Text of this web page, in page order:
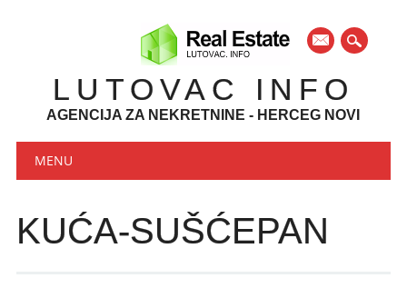
mail
LUTOVAC INFO
AGENCIJA ZA NEKRETNINE - HERCEG NOVI
Main menu
MENU
KUĆA-SUŠĆEPAN